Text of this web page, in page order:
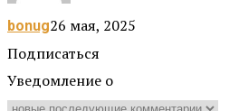
bonug26 мая, 2025
Подписаться
Уведомление о